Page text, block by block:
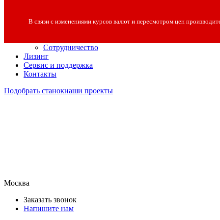
В связи с изменениями курсов валют и пересмотром цен
О компании
Сотрудничество
Лизинг
Сервис и поддержка
Контакты
Подобрать станокнаши проекты
Москва
Заказать звонок
Напишите нам